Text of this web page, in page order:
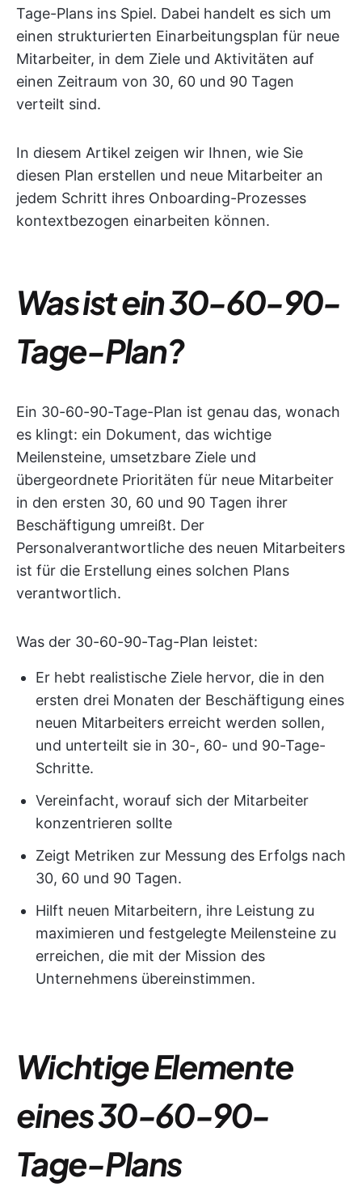
Tage-Plans ins Spiel. Dabei handelt es sich um
einen strukturierten Einarbeitungsplan für neue
Mitarbeiter, in dem Ziele und Aktivitäten auf
einen Zeitraum von 30, 60 und 90 Tagen
verteilt sind.
In diesem Artikel zeigen wir Ihnen, wie Sie
diesen Plan erstellen und neue Mitarbeiter an
jedem Schritt ihres Onboarding-Prozesses
kontextbezogen einarbeiten können.
Was ist ein 30-60-90-
Tage-Plan?
Ein 30-60-90-Tage-Plan ist genau das, wonach
es klingt: ein Dokument, das wichtige
Meilensteine, umsetzbare Ziele und
übergeordnete Prioritäten für neue Mitarbeiter
in den ersten 30, 60 und 90 Tagen ihrer
Beschäftigung umreißt. Der
Personalverantwortliche des neuen Mitarbeiters
ist für die Erstellung eines solchen Plans
verantwortlich.
Was der 30-60-90-Tag-Plan leistet:
Er hebt realistische Ziele hervor, die in den
ersten drei Monaten der Beschäftigung eines
neuen Mitarbeiters erreicht werden sollen,
und unterteilt sie in 30-, 60- und 90-Tage-
Schritte.
Vereinfacht, worauf sich der Mitarbeiter
konzentrieren sollte
Zeigt Metriken zur Messung des Erfolgs nach
30, 60 und 90 Tagen.
Hilft neuen Mitarbeitern, ihre Leistung zu
maximieren und festgelegte Meilensteine zu
erreichen, die mit der Mission des
Unternehmens übereinstimmen.
Wichtige Elemente
eines 30-60-90-
Tage-Plans